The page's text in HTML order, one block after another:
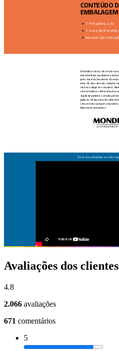
Avaliações dos clientes
4.8
2.066 avaliações
671 comentários
5